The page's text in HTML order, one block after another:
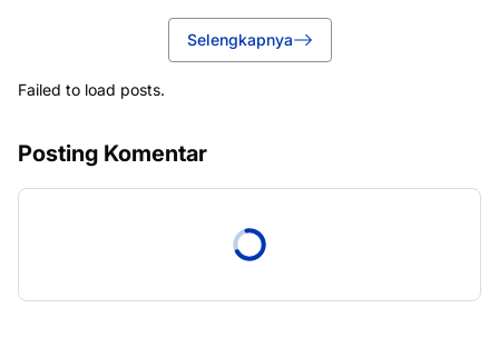
Selengkapnya
Failed to load posts.
Posting Komentar